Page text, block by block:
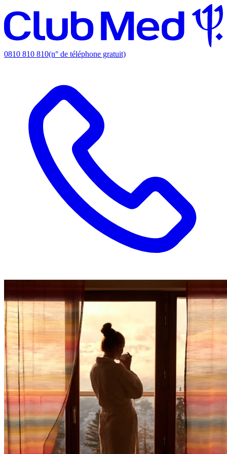
0810 810 810(n° de téléphone gratuit)